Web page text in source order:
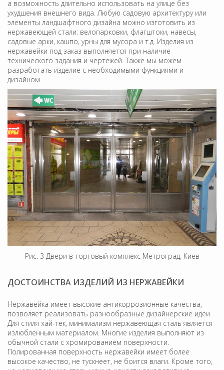
а возможность длительно использовать на улице без
ухудшения внешнего вида. Любую садовую архитектуру или
элементы ландшафтного дизайна можно изготовить из
нержавеющей стали: велопарковки, флагштоки, навесы,
садовые арки, кашпо, урны для мусора и т.д. Изделия из
нержавейки под заказ выполняется при наличие
технического задания и чертежей. Также мы можем
разработать изделие с необходимыми функциями и
дизайном.
Рис. 3 Двери в торговый комплекс Метроград, Киев
ДОСТОИНСТВА ИЗДЕЛИЙ ИЗ НЕРЖАВЕЙКИ
Нержавейка имеет высокие антикоррозионные качества,
позволяет реализовать разнообразные дизайнерские идеи.
Для стиля хай-тек, минимализм нержавеющая сталь является
излюбленным материалом. Многие изделия выполняют из
обычной стали с хромированием поверхности.
Полированная поверхность нержавейки имеет более
высокое качество, не тускнеет, не боится влаги. Кроме того,